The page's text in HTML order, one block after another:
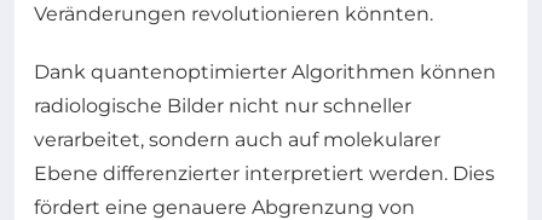
Veränderungen revolutionieren könnten.
Dank quantenoptimierter Algorithmen können
radiologische Bilder nicht nur schneller
verarbeitet, sondern auch auf molekularer
Ebene differenzierter interpretiert werden. Dies
fördert eine genauere Abgrenzung von